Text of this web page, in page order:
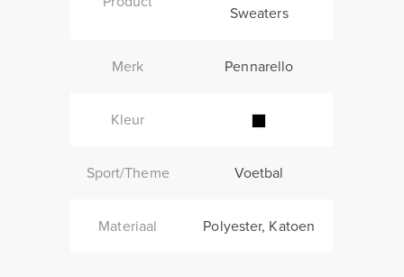
Sweaters
Merk Pennarello
Kleur
Sport/Theme Voetbal
Materiaal Polyester, Katoen